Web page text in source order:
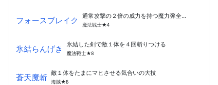
フォースブレイク 通常攻撃の２倍の威力を持つ魔力弾全属性耐性を下げる
魔法戦士★4
氷結らんげき 氷結した剣で敵１体を４回斬りつける
魔法戦士★8
蒼天魔斬 敵１体をたまにマヒさせる気合いの大技
海賊★8